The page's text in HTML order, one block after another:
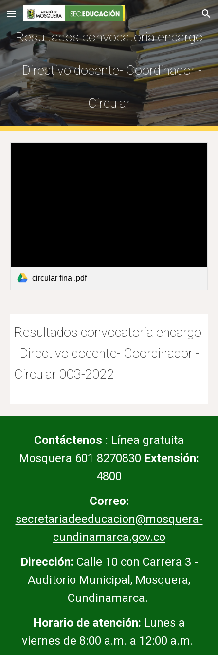
Skip to main content Skip to navigation
Resultados convocatoria encargo
Directivo docente- Coordinador -
Circular
circular final.pdf
Resultados convocatoria encargo
Directivo docente- Coordinador -
Circular 003-2022
Contáctenos : Línea gratuita
Mosquera 601 8270830 Extensión:
4800
Correo:
secretariadeeducacion@mosquera-
cundinamarca.gov.co
Dirección: Calle 10 con Carrera 3 -
Auditorio Municipal, Mosquera,
Cundinamarca.
Horario de atención: Lunes a
viernes de 8:00 a.m. a 12:00 a.m.